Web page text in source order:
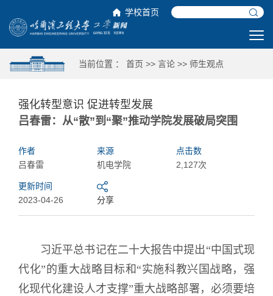
学校首页
当前位置 ： 首页 >> 言论 >> 师生观点
强化转型意识 促进转型发展
吕春雷：从“散”到“聚”推动学院发展破局突围
作者
吕春雷
来源
机电学院
点击数
2,127次
更新时间
2023-04-26
分享
习近平总书记在二十大报告中提出“中国式现
代化”的重大战略目标和“实施科教兴国战略，强
化现代化建设人才支撑”重大战略部署，必须要培